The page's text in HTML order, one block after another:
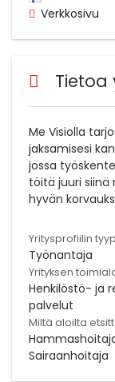
Verkkosivu
Tietoa
Me Visiolla
jaksamisesi
jossa
töitä juuri siinä
hyvän
Yritysprofiilin
Työnantaja
Yrityksen
Henkilöstö- ja
palvelut
Miltä aloilta
Sairaanhoitaja